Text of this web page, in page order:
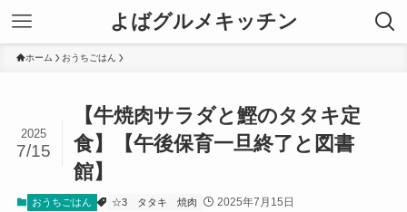
よばグルメキッチン
ホーム おうちごはん
【牛焼肉サラダと鰹のタタキ定
食】【午後保育一旦終了と図書
館】
2025
7/15
おうちごはん ☆3 タタキ 焼肉 2025年7月15日